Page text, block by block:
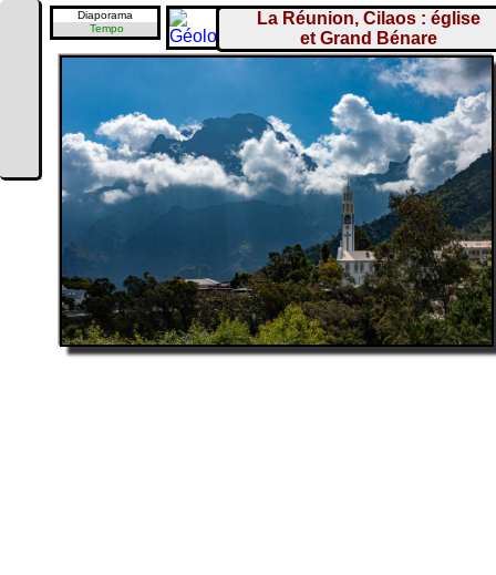
Diaporama
Tempo
La Réunion, Cilaos : église
et Grand Bénare